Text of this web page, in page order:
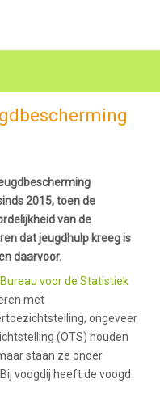
2015, toen de
van de
dat jeugdhulp kreeg is
daarvoor.
voor de Statistiek
met
ongeveer
(OTS) houden
staan ze onder
voogdij heeft de voogd